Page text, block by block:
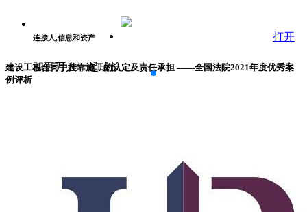
连接人,信息和资产
和百万人一起成长
打开
建设工程合同中挂靠施工的认定及责任承担 ——全国法院2021年度优秀案
例评析